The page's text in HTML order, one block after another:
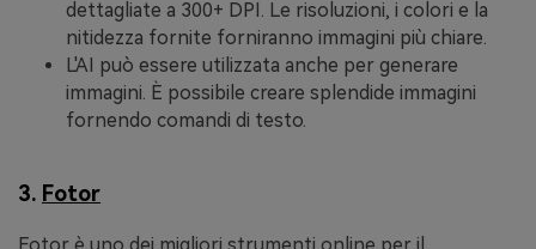
dettagliate a 300+ DPI. Le risoluzioni, i colori e la
nitidezza fornite forniranno immagini più chiare.
L'AI può essere utilizzata anche per generare
immagini. È possibile creare splendide immagini
fornendo comandi di testo.
3. Fotor